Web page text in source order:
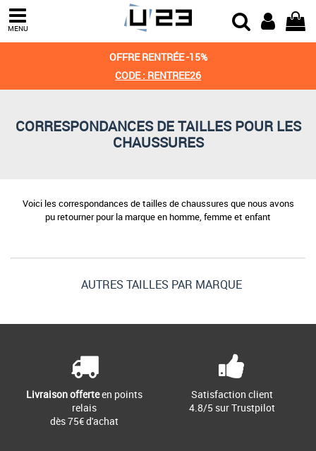
MENU
OFFRE RENTRÉE -15%
CODE : RENTREE26
CORRESPONDANCES DE TAILLES POUR LES
CHAUSSURES
AUTRES TAILLES PAR MARQUE
Voici les correspondances de tailles de chaussures que nous avons
pu retourner pour la marque en homme, femme et enfant
Livraison offerteen points
relais
dès 75€ d'achat
Satisfaction client
4.8/5 sur Trustpilot